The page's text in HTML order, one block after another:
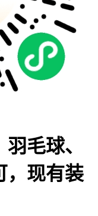
毛球、
，现有装